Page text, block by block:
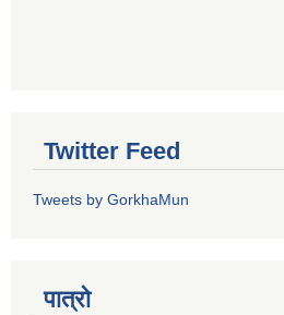
Twitter Feed
Tweets by GorkhaMun
पात्रो